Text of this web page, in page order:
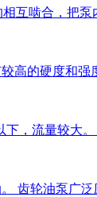
互啮合，把
高的硬度和
下，流量较大
齿轮油泵广